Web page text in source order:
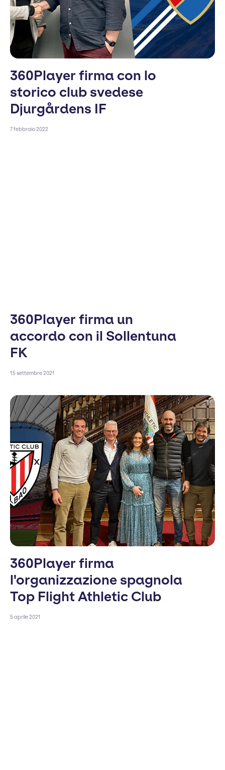
360Player firma con lo
storico club svedese
Djurgårdens IF
7 febbraio 2022
360Player firma un
accordo con il Sollentuna
FK
15 settembre 2021
360Player firma
l'organizzazione spagnola
Top Flight Athletic Club
5 aprile 2021